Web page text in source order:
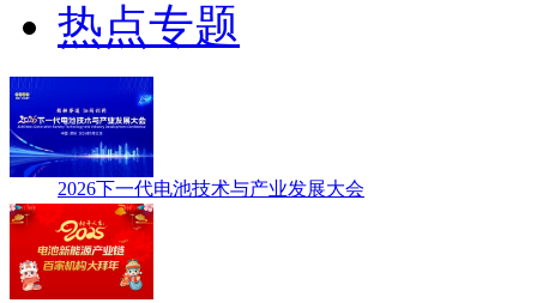
热点专题
2026下一代电池技术与产业发展大会